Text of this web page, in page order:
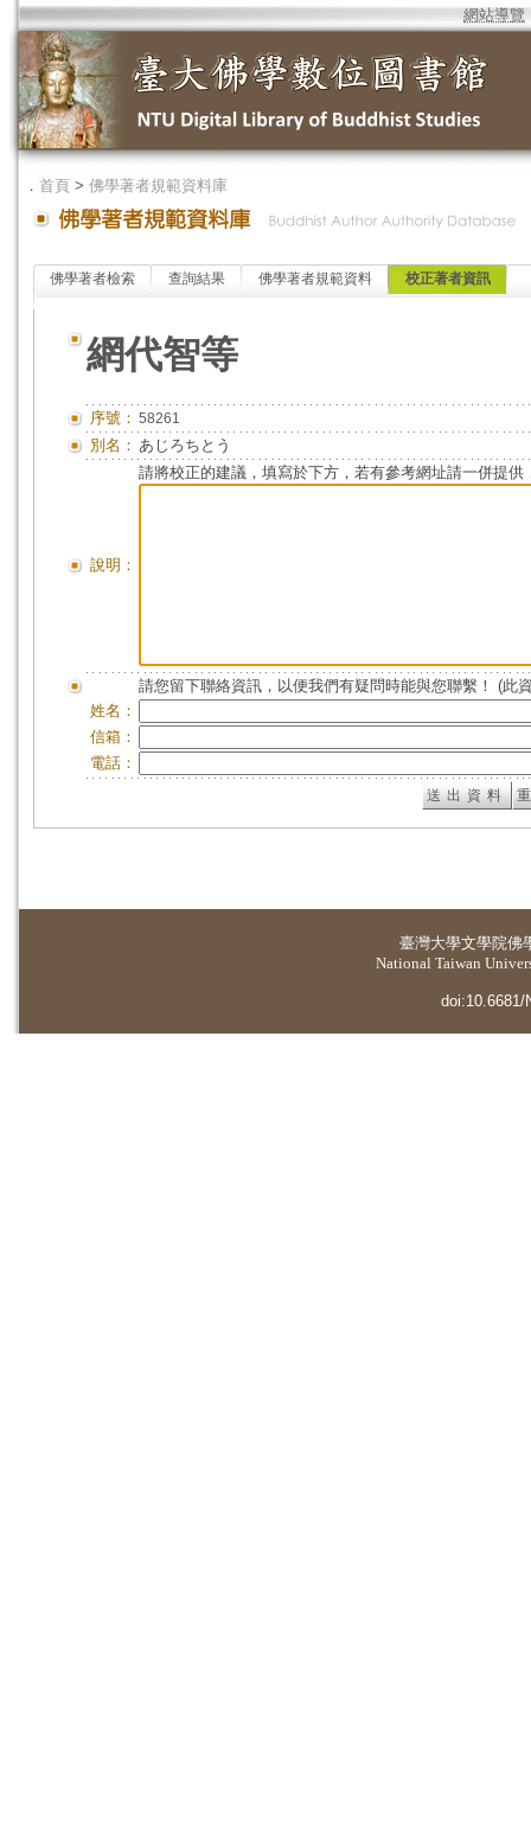
網站導覽
． 首頁 > 佛學著者規範資料庫
佛學著者檢索 查詢結果 佛學著者規範資料 校正著者資訊
網代智等
序號： 58261
別名： あじろちとう
說明：
請將校正的建議，填寫於下方，若有參考網址請一併提供
請您留下聯絡資訊，以便我們有疑問時能與您聯繫！ (此
姓名：
信箱：
電話：
臺灣大學文學院佛
National Taiwan
doi:10.6681/